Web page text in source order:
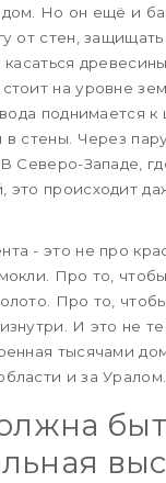
дом. Но он ещё и
от стен,
касаться
на уровне
вода поднимается
в стены. Через
Северо-Западе,
это происходит
- это не про
Про то,
Про то,
И это не
тысячами
и за Уралом.